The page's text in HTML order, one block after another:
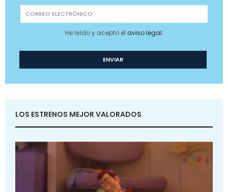
He leído y acepto el aviso legal.
LOS ESTRENOS MEJOR VALORADOS